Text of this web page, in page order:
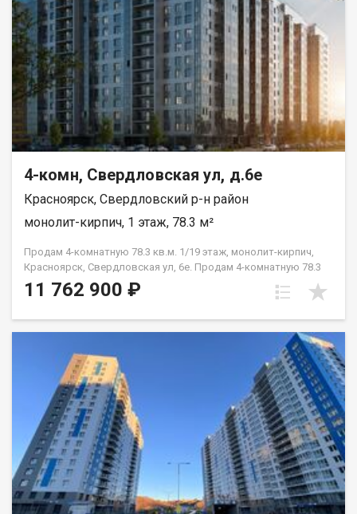
4-комн, Свердловская ул, д.6е
Красноярск, Свердловский р-н район
монолит-кирпич, 1 этаж, 78.3 м²
Продам 4-комнатную 78.3 кв.м. 1/19 этаж, монолит-кирпич,
Красноярск, Свердловская ул, 6е. Продам 4-комнатную 78.3
кв.м. 1/19 этаж, монолит-кирпич, Красноярск, Свердловская
ул, 6е.
11 762 900 ₽